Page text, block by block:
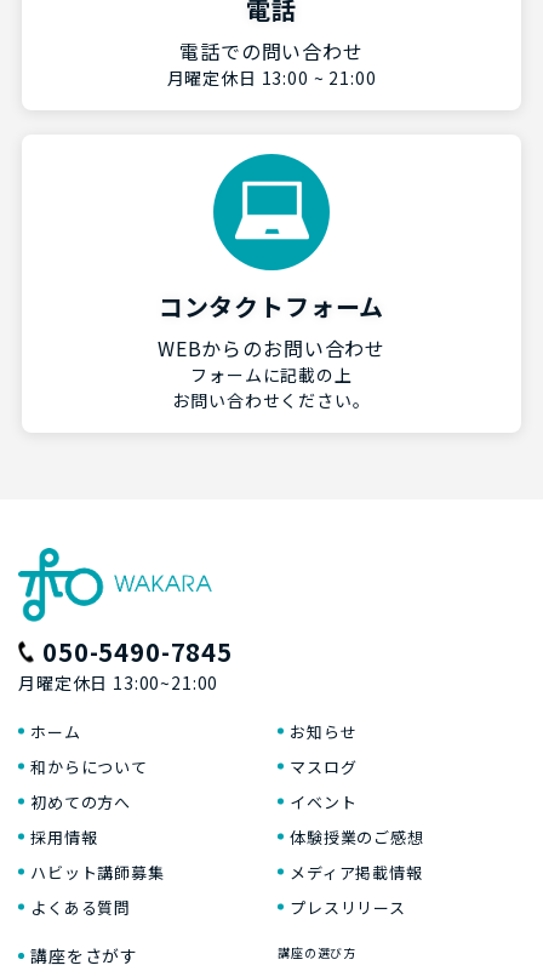
電話
電話での問い合わせ
月曜定休日 13:00 ~ 21:00
コンタクトフォーム
WEBからのお問い合わせ
フォームに記載の上
お問い合わせください。
050-5490-7845
月曜定休日 13:00~21:00
ホーム
和からについて
初めての方へ
採用情報
ハビット講師募集
よくある質問
お知らせ
マスログ
イベント
体験授業のご感想
メディア掲載情報
プレスリリース
講座をさがす
講座の選び方